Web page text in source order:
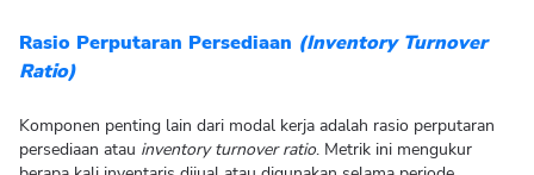
Rasio Perputaran Persediaan (Inventory Turnover
Ratio)
Komponen penting lain dari modal kerja adalah rasio perputaran
persediaan atau inventory turnover ratio. Metrik ini mengukur